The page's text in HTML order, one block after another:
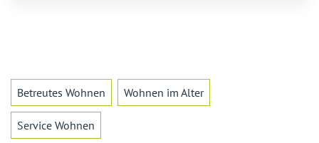
Betreutes Wohnen Wohnen im Alter
Service Wohnen